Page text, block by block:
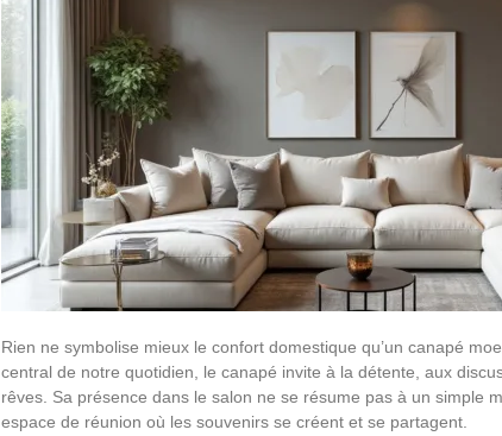
Rien ne symbolise mieux le confort domestique qu’un canapé
central de notre quotidien, le canapé invite à la détente, aux
rêves. Sa présence dans le salon ne se résume pas à un simple
espace de réunion où les souvenirs se créent et se partagent.